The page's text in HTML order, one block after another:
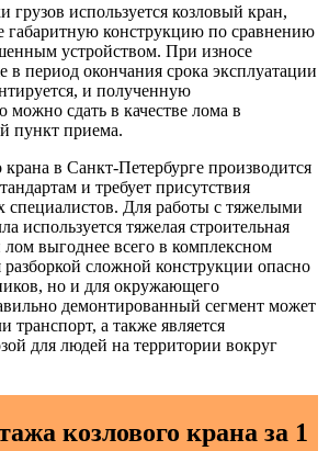
грузов используется козловый кран,
габаритную конструкцию по сравнению
устройством. При износе
в период окончания срока эксплуатации
и полученную
можно сдать в качестве лома в
пункт приема.
в Санкт-Петербурге производится
и требует присутствия
Для работы с тяжелыми
используется тяжелая строительная
лом выгоднее всего в комплексном
разборкой сложной конструкции опасно
но и для окружающего
демонтированный сегмент может
транспорт, а также является
для людей на территории вокруг
козлового крана за 1